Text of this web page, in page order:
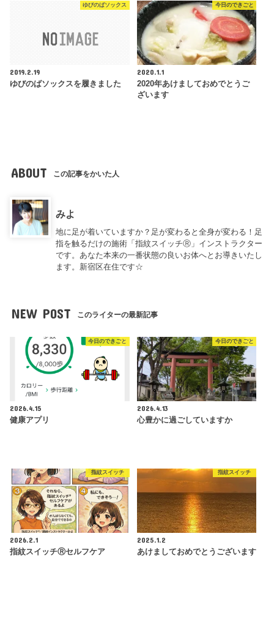
ゆびのばソックス
2019.2.19
ゆびのばソックスを履きました
今日のできごと
2020.1.1
2020年あけましておめでとうご
ざいます
ABOUT この記事をかいた人
みよ
地に足が着いていますか？足が変わると全身が変わる！足
指を触るだけの施術「指紋スイッチⓇ」インストラクター
です。あなた本来の一番状態の良いお体へとお導きいたし
ます。新宿区在住です☆
NEW POST このライターの最新記事
今日のできごと
2026.4.15
健康アプリ
今日のできごと
2026.4.13
心豊かに過ごしていますか
指紋スイッチ
2026.2.1
指紋スイッチⓇセルフケア
指紋スイッチ
2025.1.2
あけましておめでとうございます